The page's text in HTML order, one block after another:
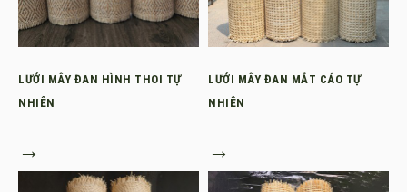
LƯỚI MÂY ĐAN HÌNH THOI TỰ
NHIÊN
→
LƯỚI MÂY ĐAN MẮT CÁO TỰ
NHIÊN
→